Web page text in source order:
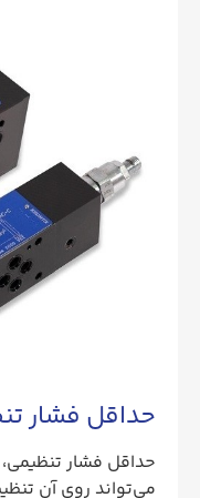
حداقل فشار
حداقل فشار
می‌تواند روی آن